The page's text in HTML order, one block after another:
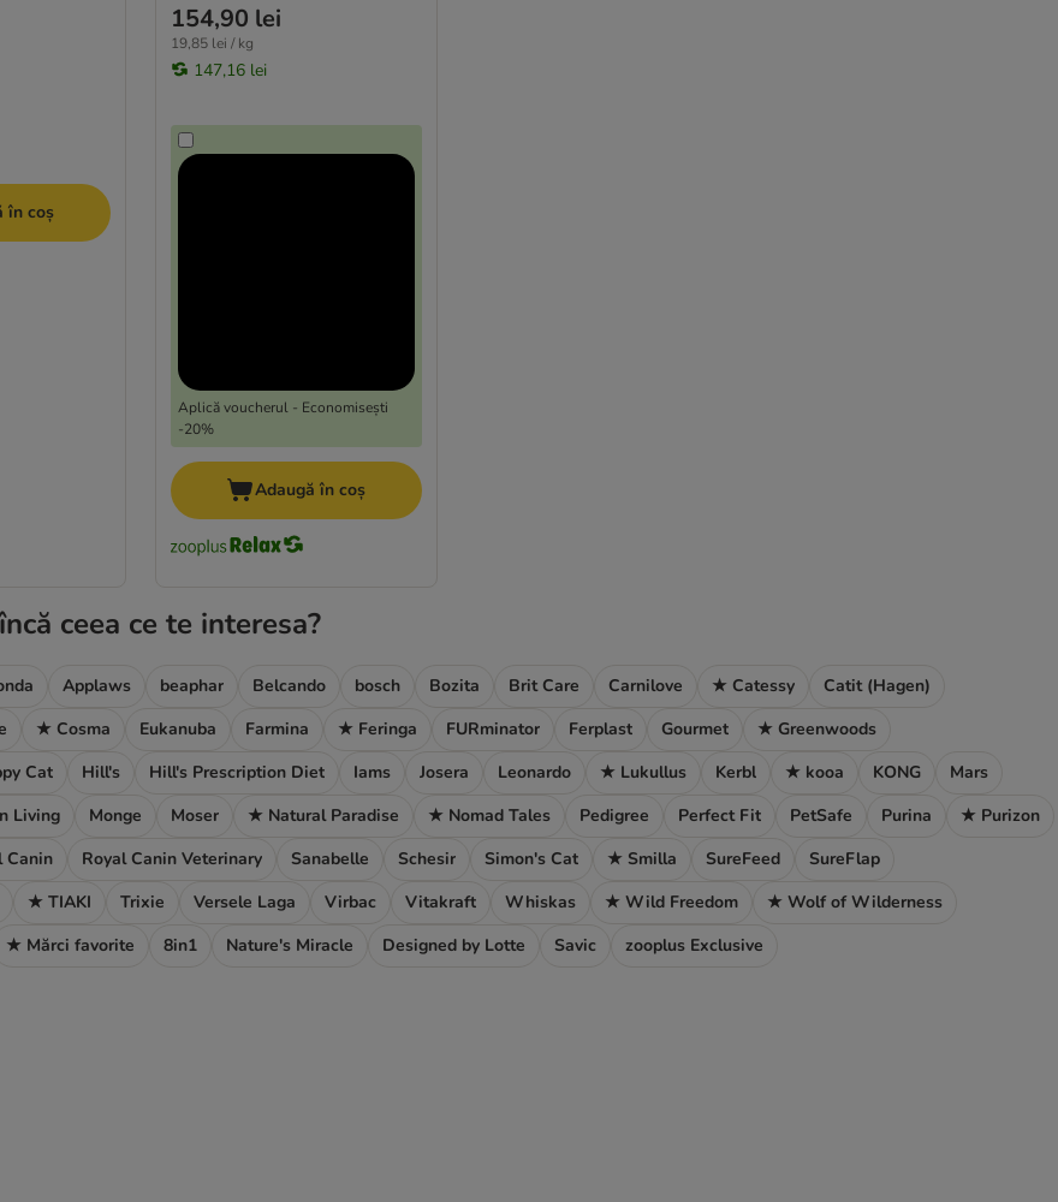
în coș
154,90 lei
19,85 lei / kg
147,16 lei
Aplică voucherul - Economisești
-20%
Adaugă în coș
ceea ce te interesa?
Applaws beaphar Belcando bosch Bozita Brit Care Carnilove ★ Catessy
Catit (Hagen)
★ Cosma Eukanuba Farmina ★ Feringa FURminator Ferplast Gourmet
★ Greenwoods
Cat
Hill's Hill's Prescription Diet Iams Josera Leonardo ★ Lukullus Kerbl ★ kooa KONG
Mars
Living Monge Moser ★ Natural Paradise ★ Nomad Tales Pedigree Perfect Fit PetSafe Purina
★ Purizon
Canin Royal Canin Veterinary Sanabelle Schesir Simon's Cat ★ Smilla SureFeed
SureFlap
★ TIAKI Trixie Versele Laga Virbac Vitakraft Whiskas ★ Wild Freedom
★ Wolf of Wilderness
★ Mărci favorite 8in1 Nature's Miracle Designed by Lotte Savic zooplus Exclusive